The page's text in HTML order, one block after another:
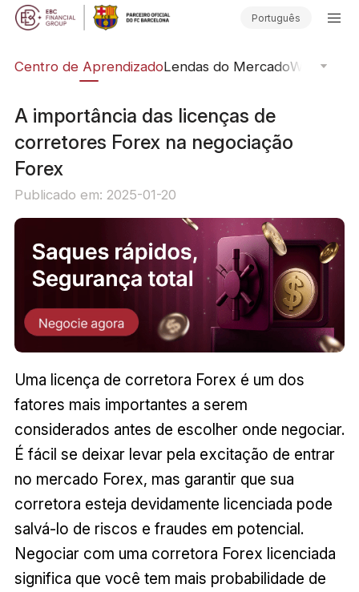
Português
Centro de AprendizadoLendas do MercadoWebinars
A importância das licenças de
corretores Forex na negociação
Forex
Publicado em: 2025-01-20
Uma licença de corretora Forex é um dos
fatores mais importantes a serem
considerados antes de escolher onde negociar.
É fácil se deixar levar pela excitação de entrar
no mercado Forex, mas garantir que sua
corretora esteja devidamente licenciada pode
salvá-lo de riscos e fraudes em potencial.
Negociar com uma corretora Forex licenciada
significa que você tem mais probabilidade de